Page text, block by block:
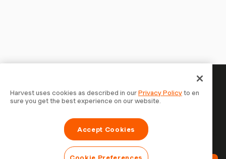
당신의 시간은 기록할 가치가 있
습니다 — 지금 시작하세요
Harvest로 시간을 추적하고, 고객에게 청구하고, 더 빠르게
결제를 받는 70,000개 이상의 기업에 합류하세요. 무료 체험,
Harvest uses cookies as described in ourPrivacy Policyto en
sure you get the best experience on our website.
Accept Cookies